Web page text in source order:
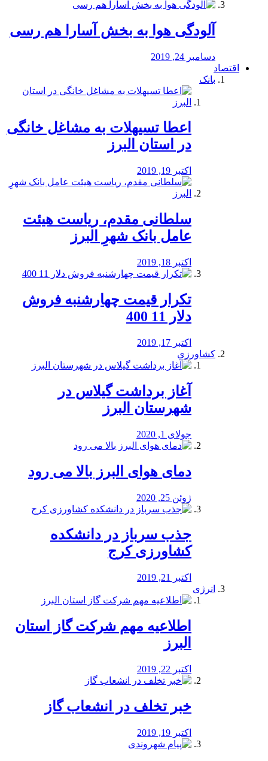
آلودگی هوا به بخش آسارا هم رسی
دسامبر 24, 2019
اقتصاد
بانک
️اعطا تسیهلات به مشاغل خانگی
در استان البرز
اکتبر 19, 2019
سلطانی مقدم، ریاست هیئت
عامل بانک شهرِ البرز
اکتبر 18, 2019
تکرار قیمت چهارشنبه فروش
دلار 11 400
اکتبر 17, 2019
کشاورزی
آغاز برداشت گیلاس در
شهرستان البرز
جولای 1, 2020
دمای هوای البرز بالا می رود
ژوئن 25, 2020
جذب سرباز در دانشکده
کشاورزی کرج
اکتبر 21, 2019
انرژی
️اطلاعیه مهم شرکت گاز استان
البرز
اکتبر 22, 2019
خبر تخلف در انشعاب گاز
اکتبر 19, 2019